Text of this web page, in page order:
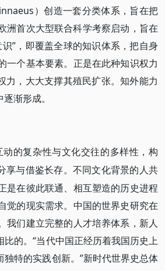
）创造一套分类体系，旨在把
首次大型联合科学考察启动，旨在
”，即覆盖全球的知识体系，把自身
一个基本要素。正是在此种知识权力
力，大大支撑其殖民扩张。知外能力
渐形成。
的复杂性与文化交往的多样性，构
享与借鉴长存。不同文化背景的人共
是在彼此联通、相互塑造的历史进程
觉的现实需求。中国的世界史研究在
我们建立完整的人才培养体系，新人
的。“当代中国正经历着我国历史上
特的实践创新。”新时代世界史总体